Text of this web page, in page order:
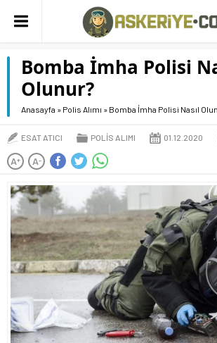
Bomba İmha Polisi
Olunur?
Anasayfa » Polis Alımı » Bomba İmha Polisi Nasıl
ESAT ATICI POLIS ALIMI 01.12.2020
A+ A-